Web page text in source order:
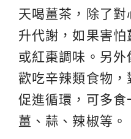
天喝薑茶，除了
升代謝，如果害
或紅棗調味。另
歡吃辛辣類食物，
促進循環，可多食
薑、蒜、辣椒等。